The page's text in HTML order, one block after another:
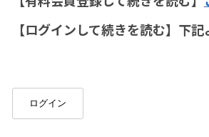
【ログインして続きを読む】下
ログイン